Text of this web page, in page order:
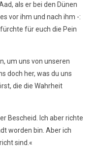
als er bei den Dünen
vor ihm und nach ihm -:
für euch die Pein
um uns von unseren
doch her, was du uns
die die Wahrheit
Bescheid. Ich aber richte
worden bin. Aber ich
sind.«